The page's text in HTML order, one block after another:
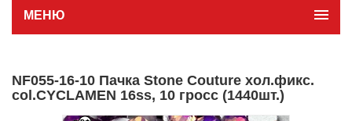
МЕНЮ
NF055-16-10 Пачка Stone Couture хол.фикс.
col.CYCLAMEN 16ss, 10 гросс (1440шт.)